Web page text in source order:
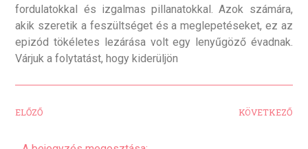
fordulatokkal és izgalmas pillanatokkal. Azok számára,
akik szeretik a feszültséget és a meglepetéseket, ez az
epizód tökéletes lezárása volt egy lenyűgöző évadnak.
Várjuk a folytatást, hogy kiderüljön
ELŐZŐ KÖVETKEZŐ